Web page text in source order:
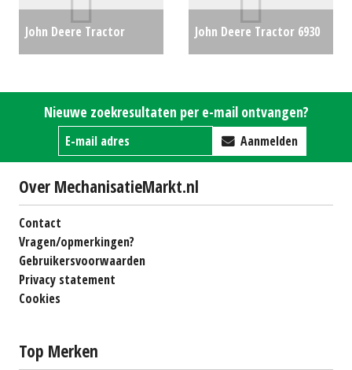
John Deere Tractor
John Deere Tractor 6930
#29413
€0
Nieuwe zoekresultaten per e-mail ontvangen?
Aanmelden
Over MechanisatieMarkt.nl
Contact
Vragen/opmerkingen?
Gebruikersvoorwaarden
Privacy statement
Cookies
Top Merken